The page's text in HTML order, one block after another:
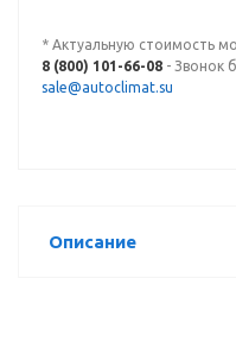
* Актуальную стоимость
8 (800) 101-66-08 - Звонок
sale@autoclimat.su
Описание